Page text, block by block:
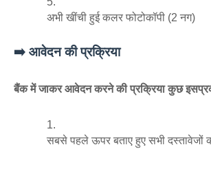
अभी खींची हुई कलर फोटोकॉपी (2 नग)
➡️ आवेदन की प्रक्रिया
बैंक में जाकर आवेदन करने की प्रक्रिया कुछ
सबसे पहले ऊपर बताए हुए सभी